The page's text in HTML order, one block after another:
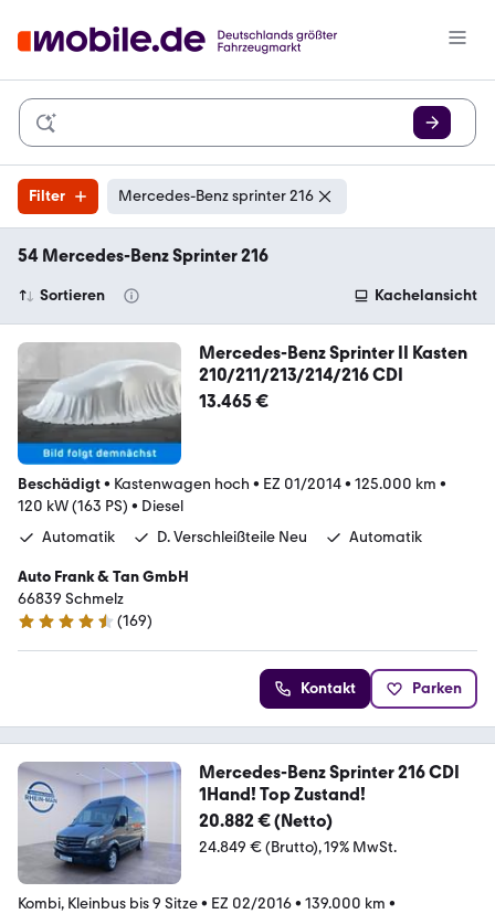
Filter Mercedes-Benz sprinter 216
54 Mercedes-Benz Sprinter 216
Sortieren Kachelansicht
Mercedes-Benz Sprinter II Kasten
210/211/213/214/216 CDI
13.465 €
Beschädigt• Kastenwagen hoch • EZ 01/2014• 125.000 km •
120 kW (163 PS) • Diesel
Automatik
D. Verschleißteile Neu Automatik
Auto Frank & Tan GmbH
66839 Schmelz
4.6 Sterne
(169)
Kontakt Parken
Mercedes-Benz Sprinter 216 CDI
1Hand! Top Zustand!
20.882 € (Netto)
24.849 € (Brutto) 19% MwSt.
Kombi, Kleinbus bis 9 Sitze• EZ 02/2016• 139.000 km •